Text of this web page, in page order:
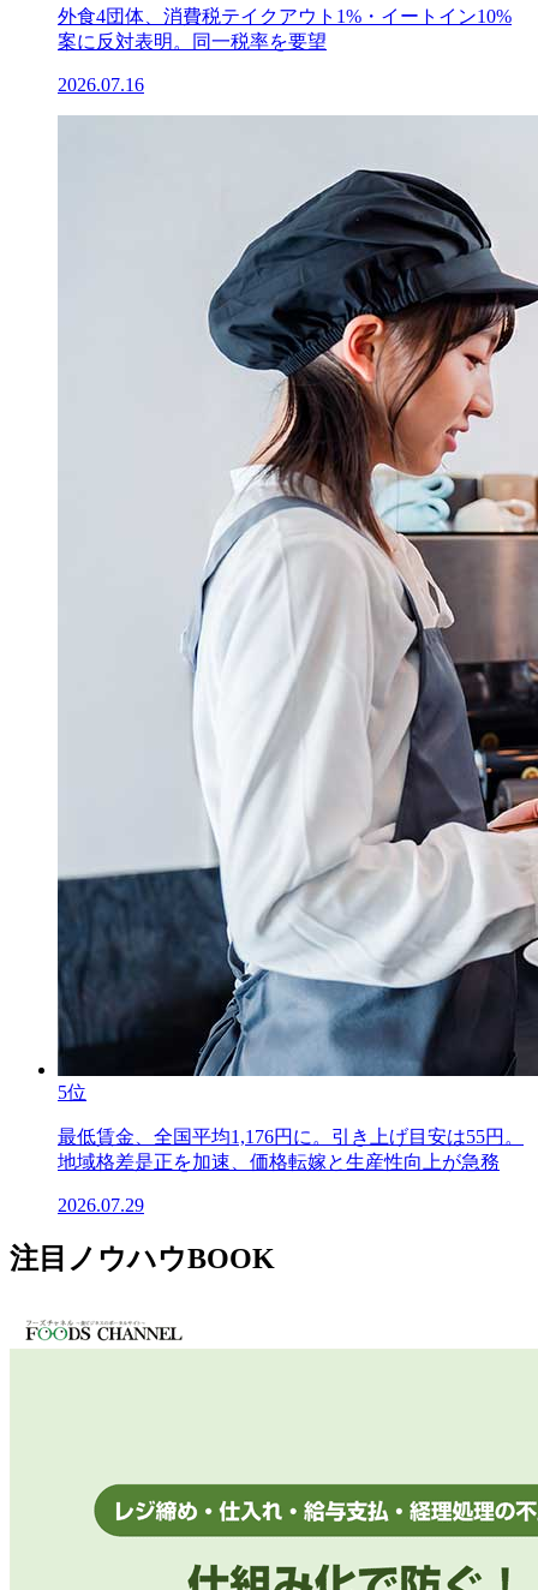
外食4団体、消費税テイクアウト1%・イートイン10%
案に反対表明。同一税率を要望
2026.07.16
5位
最低賃金、全国平均1,176円に。引き上げ目安は55円。
地域格差是正を加速、価格転嫁と生産性向上が急務
2026.07.29
注目ノウハウBOOK